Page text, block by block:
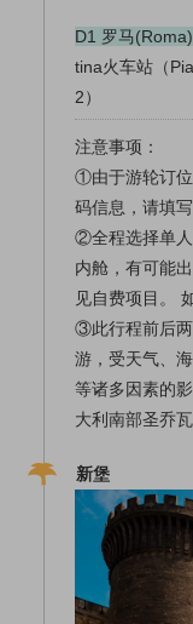
D1 罗马(Roma)
tina火车站（
2）
注意事项：
①由于游轮订位
码信息，请填
②全程选择单人
内舱，有可能
见自费项目。
③此行程前后两
游，受天气、
等诸多因素的
大利南部圣乔
新堡